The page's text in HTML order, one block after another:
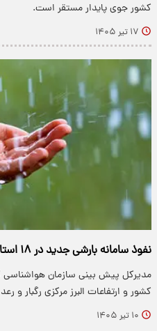
کشور جوی پایدار مستقر است.
۱۷ تیر ۱۴۰۵
نفوذ سامانه بارشی جدید در ۱۸ استان کشور
مدیرکل پیش بینی سازمان
کشور و ارتفاعات البرز مرکزی رگبار
۱۰ تیر ۱۴۰۵